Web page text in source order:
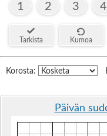
1 2 3 4
Tarkista Kumoa
Korosta:
Päivän